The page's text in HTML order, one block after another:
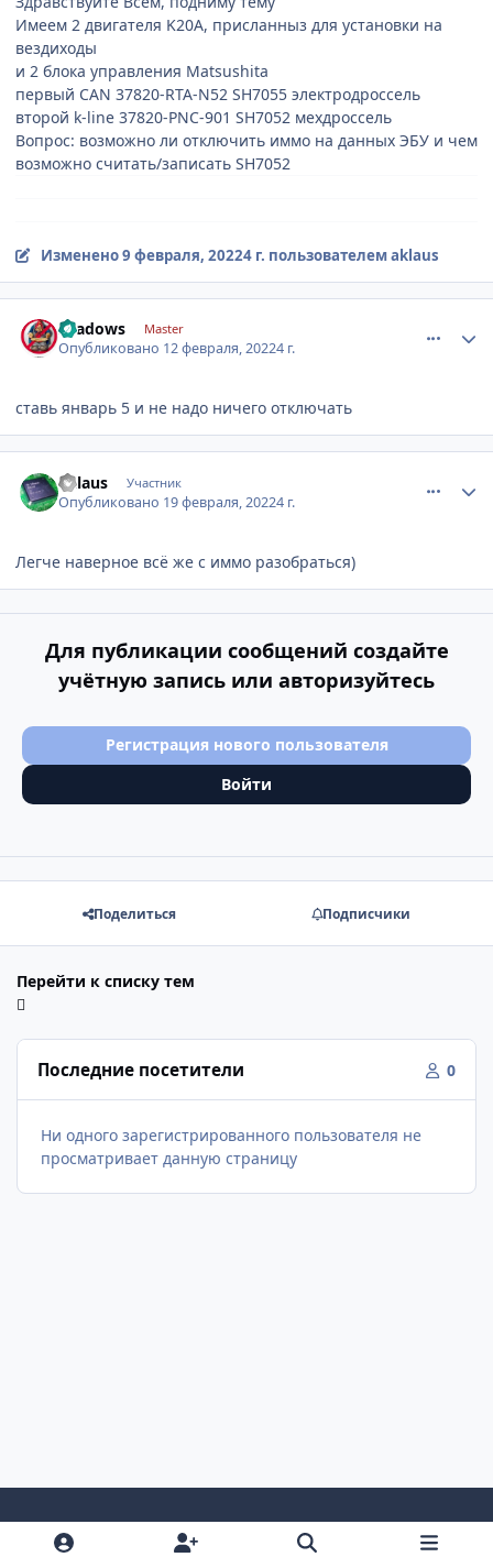
Имеем 2 двигателя K20A, присланныз для установки на
вездиходы
и 2 блока управления Matsushita
первый CAN 37820-RTA-N52 SH7055 электродроссель
второй k-line 37820-PNC-901 SH7052 мехдроссель
Вопрос: возможно ли отключить иммо на данных ЭБУ и чем
возможно считать/записать SH7052
Изменено9 февраля, 20224 г. пользователем aklaus
shadows Master
Опубликовано 12 февраля, 20224 г.
ставь январь 5 и не надо ничего отключать
aklaus Участник
Опубликовано 19 февраля, 20224 г.
Легче наверное всё же с иммо разобраться)
Для публикации сообщений создайте
учётную запись или авторизуйтесь
Регистрация нового пользователя
Войти
Поделиться Подписчики
Перейти к списку тем
Последние посетители 0
Ни одного зарегистрированного пользователя не
просматривает данную страницу
Светлый Режим
Темный РежимНастройка Системы